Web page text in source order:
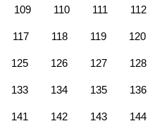
109 110 111 112
117 118 119 120
125 126 127 128
133 134 135 136
141 142 143 144